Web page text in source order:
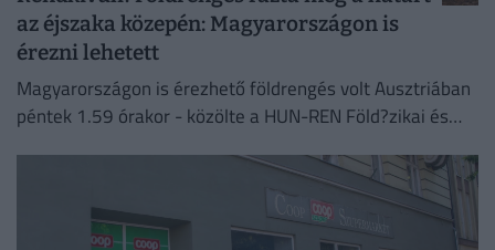
az éjszaka közepén: Magyarországon is
érezni lehetett
Magyarországon is érezhető földrengés volt Ausztriában
péntek 1.59 órakor - közölte a HUN-REN Föld?zikai és
Szeizmológiai Obszervatórium